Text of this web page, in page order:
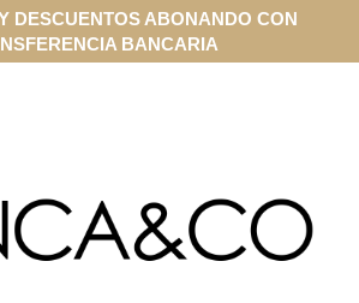
DESCUENTOS ABONANDO CON
BANCARIA